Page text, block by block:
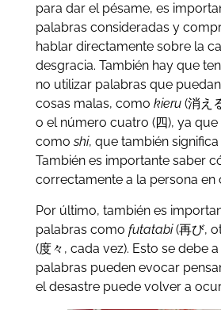
para dar el pésame, es
palabras consideradas y
hablar directamente sobre la
desgracia. También hay que
no utilizar palabras que
cosas malas, como kieru(消え
o el número cuatro (四), ya
comoshi, que también
También es importante saber
correctamente a la persona en
Por último, también es
palabras como futatabi(再び,
(度々, cada vez). Esto se debe
palabras pueden evocar
el desastre puede volver a